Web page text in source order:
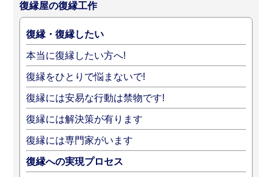
復縁屋の復縁工作
復縁・復縁したい
本当に復縁したい方へ!
復縁をひとりで悩まないで!
復縁には安易な行動は禁物です!
復縁には解決策が有ります
復縁には専門家がいます
復縁への実現プロセス